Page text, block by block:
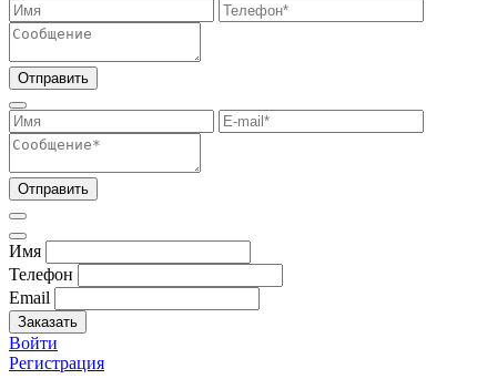
Отправить
Отправить
Имя
Телефон
Email
Заказать
Войти
Регистрация